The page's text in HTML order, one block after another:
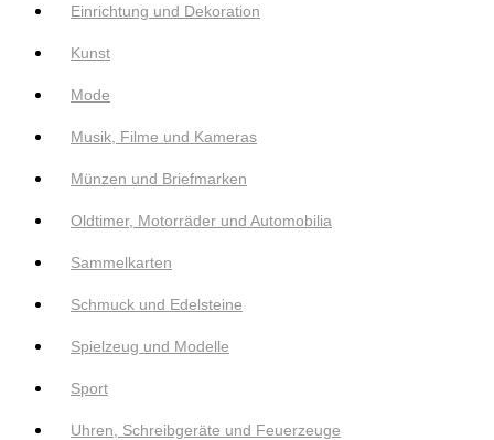
Einrichtung und Dekoration
Kunst
Mode
Musik, Filme und Kameras
Münzen und Briefmarken
Oldtimer, Motorräder und Automobilia
Sammelkarten
Schmuck und Edelsteine
Spielzeug und Modelle
Sport
Uhren, Schreibgeräte und Feuerzeuge